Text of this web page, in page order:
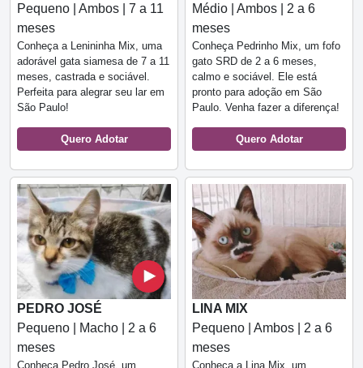
Pequeno | Ambos | 7 a 11
meses
Conheça a Lenininha Mix, uma
adorável gata siamesa de 7 a 11
meses, castrada e sociável.
Perfeita para alegrar seu lar em
São Paulo!
Quero Adotar
Médio | Ambos | 2 a 6
meses
Conheça Pedrinho Mix, um fofo
gato SRD de 2 a 6 meses,
calmo e sociável. Ele está
pronto para adoção em São
Paulo. Venha fazer a diferença!
Quero Adotar
PEDRO JOSÉ
Pequeno | Macho | 2 a 6
meses
Conheça Pedro José, um
LINA MIX
Pequeno | Ambos | 2 a 6
meses
Conheça a Lina Mix, um